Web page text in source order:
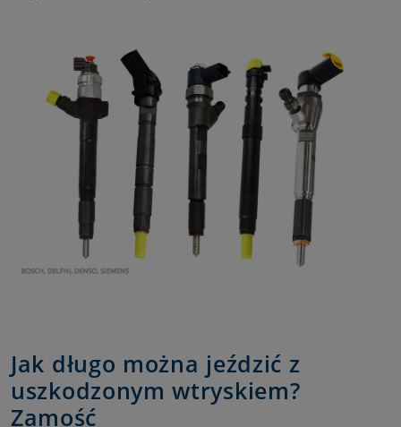
Jak długo można jeździć z
uszkodzonym wtryskiem?
Zamość